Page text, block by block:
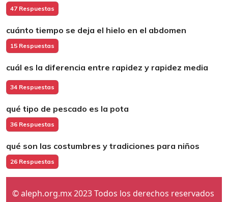
47 Respuestas
cuánto tiempo se deja el hielo en el abdomen
15 Respuestas
cuál es la diferencia entre rapidez y rapidez media
34 Respuestas
qué tipo de pescado es la pota
36 Respuestas
qué son las costumbres y tradiciones para niños
26 Respuestas
© aleph.org.mx 2023 Todos los derechos reservados